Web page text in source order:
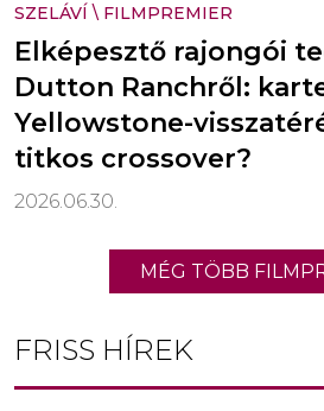
SZELÁVÍ \ FILMPREMIER
Elképesztő rajongói
Dutton Ranchről:
Yellowstone-
titkos crossover?
2026.06.30.
MÉG TÖBB
FRISS HÍREK